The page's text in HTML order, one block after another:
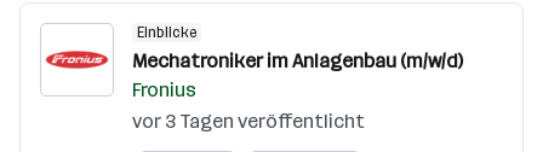
Einblicke
Mechatroniker im Anlagenbau (m/w/d)
Fronius
vor 3 Tagen veröffentlicht